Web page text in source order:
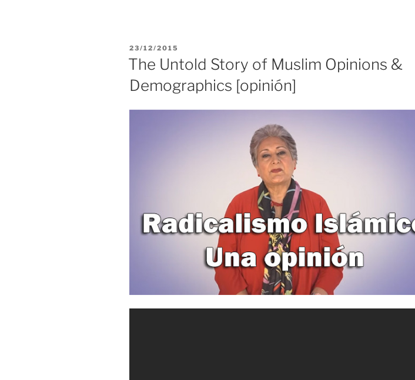
PUBLICADO
EL
23/12/2015
The Untold Story of Muslim Opinions &
Demographics [opinión]